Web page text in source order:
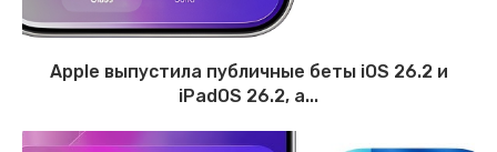
Apple выпустила публичные беты iOS 26.2 и
iPadOS 26.2, а...